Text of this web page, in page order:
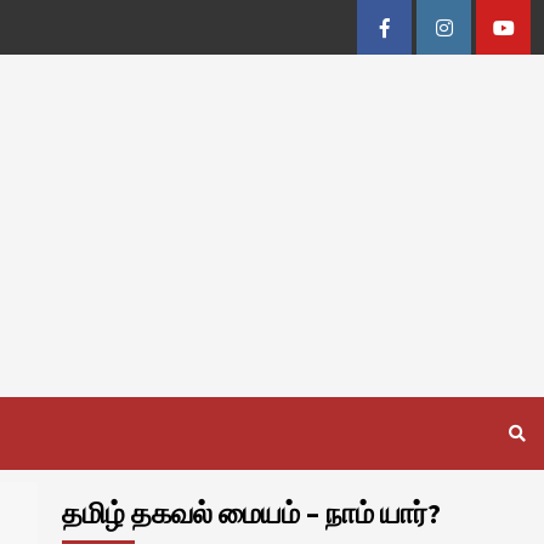
FacebookInstagram
தமிழ் தகவல் மையம் – நாம் யார்?